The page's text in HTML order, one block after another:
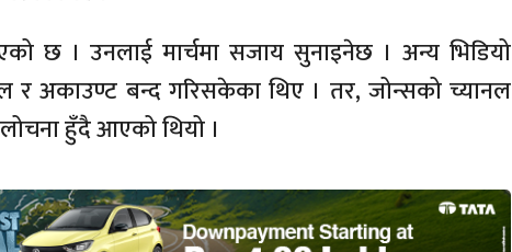
छ । उनलाई मार्चमा सजाय सुनाइनेछ । अन्य भिडियो
र अकाउण्ट बन्द गरिसकेका थिए । तर, जोन्सको च्यानल
हुँदै आएको थियो ।